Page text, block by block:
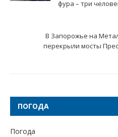
фура – три
В Запорожье на
перекрыли мосты
ПОГОДА
Погода